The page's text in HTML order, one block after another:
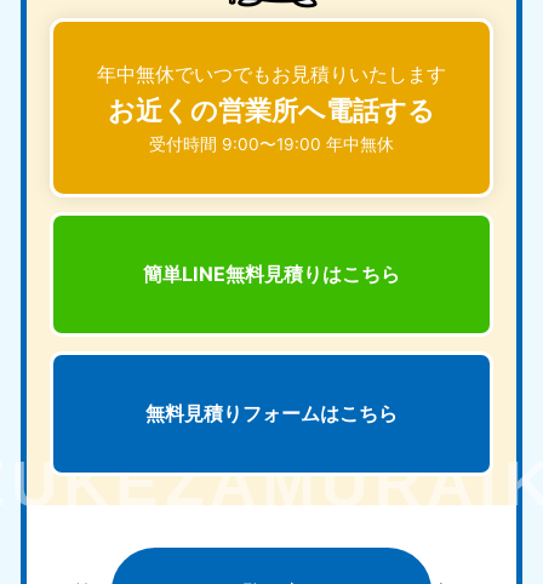
年中無休でいつでもお見積りいたします
お近くの営業所へ電話する
受付時間 9:00〜19:00 年中無休
簡単LINE無料見積りはこちら
無料見積りフォームはこちら